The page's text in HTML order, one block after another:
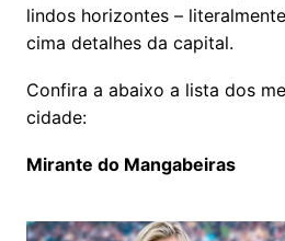
lindos horizontes –
cima detalhes da capital.
Confira a abaixo a lista dos
cidade:
Mirante do Mangabeiras